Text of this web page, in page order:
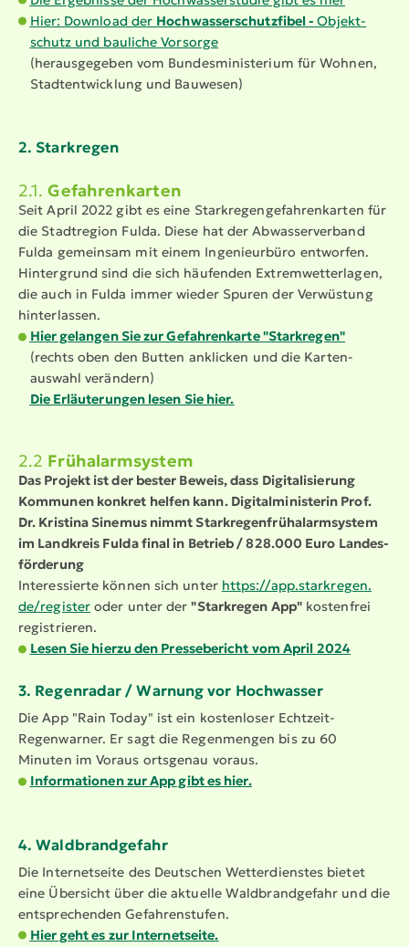
Hier: Download der Hochwas­ser­schutz­fibel -Objekt­
schutz und bauliche Vorsorge
(heraus­ge­geben vom Bundes­mi­nis­terium für Wohnen,
Stadt­ent­wicklung und Bauwesen)
2. Starkregen
2.1.Gefah­ren­karten
Seit April 2022 gibt es eine Stark­re­gen­ge­fah­ren­karten für
die Stadtregion Fulda. Diese hat der Abwas­ser­verband
Fulda gemeinsam mit einem Ingenieurbüro entworfen.
Hintergrund sind die sich häufenden Extrem­wet­ter­lagen,
die auch in Fulda immer wieder Spuren der Verwüstung
hinter­lassen.
Hier gelangen Sie zur Gefah­ren­karte "Starkregen"
(rechts oben den Butten anklicken und die Karten­
auswahl verändern)
Die Erläu­te­rungen lesen Sie hier.
2.2 Frühalarm­system
Das Projekt ist der bester Beweis, dass Digita­li­sierung
Kommunen konkret helfen kann. Digital­mi­nis­terin Prof.
Dr. Kristina Sinemus nimmt Stark­re­gen­früh­alarm­system
im Landkreis Fulda final in Betrieb / 828.000 Euro Landes­
för­derung
Inter­es­sierte können sich unter https://​app.​starkregen.​
de/​register oder unter der"Starkregen App"kostenfrei
regis­trieren.
Lesen Sie hierzu den Presse­be­richt vom April 2024
3. Regenradar / Warnung vor Hochwasser
Die App "Rain Today" ist ein kostenloser Echtzeit-
Regenwarner. Er sagt die Regenmengen bis zu 60
Minuten im Voraus ortsgenau voraus.
Infor­ma­tionen zur App gibt es hier.
4. Waldbrand­gefahr
Die Inter­net­seite des Deutschen Wetter­dienstes bietet
eine Übersicht über die aktuelle Waldbrand­gefahr und die
entspre­chenden Gefah­ren­stufen.
Hier geht es zur Inter­net­seite.